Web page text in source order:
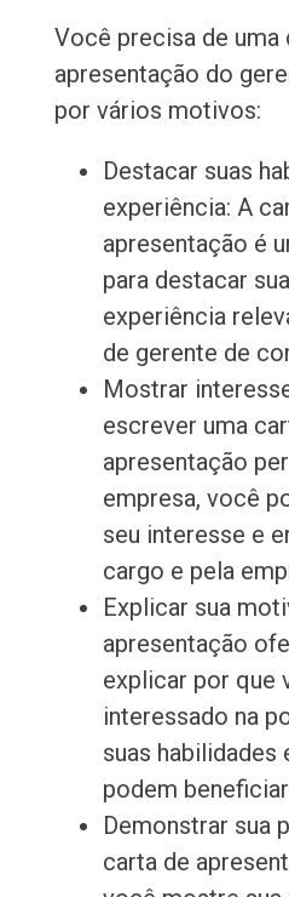
Você precisa de uma
apresentação do
por vários motivos:
Destacar suas
experiência: A
apresentação é
para destacar
experiência
de gerente de
Mostrar
escrever uma
apresentação
empresa, você
seu interesse e
cargo e pela
Explicar sua
apresentação
explicar por que
interessado na
suas habilidades
podem
Demonstrar sua
carta de